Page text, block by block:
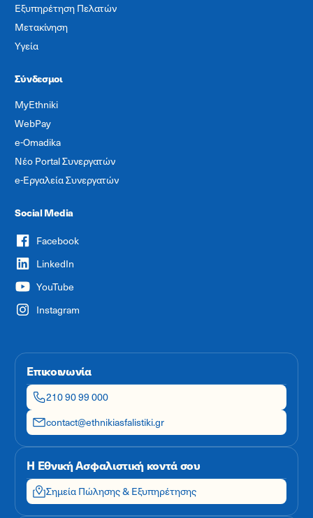
Εξυπηρέτηση Πελατών
Μετακίνηση
Υγεία
Σύνδεσμοι
MyEthniki
WebPay
e-Omadika
Νέο Portal Συνεργατών
e-Εργαλεία Συνεργατών
Social Media
Facebook
LinkedIn
YouTube
Instagram
Επικοινωνία
210 90 99 000
contact@ethnikiasfalistiki.gr
Η Εθνική Ασφαλιστική κοντά σου
Σημεία Πώλησης & Εξυπηρέτησης